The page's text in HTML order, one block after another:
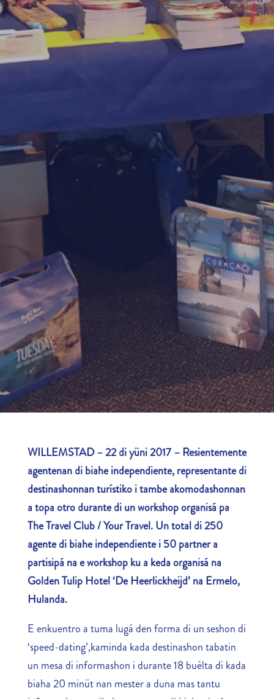
WILLEMSTAD – 22 di yüni 2017 – Resientemente
agentenan di biahe independiente, representante di
destinashonnan turístiko i tambe akomodashonnan
a topa otro durante di un workshop organisá pa
The Travel Club / Your Travel. Un total di 250
agente di biahe independiente i 50 partner a
partisipá na e workshop ku a keda organisá na
Golden Tulip Hotel ‘De Heerlickheijd’ na Ermelo,
Hulanda.
E enkuentro a tuma lugá den forma di un seshon di
‘speed-dating’,kaminda kada destinashon tabatin
un mesa di informashon i durante 18 buèlta di kada
biaha 20 minüt nan mester a duna mas tantu